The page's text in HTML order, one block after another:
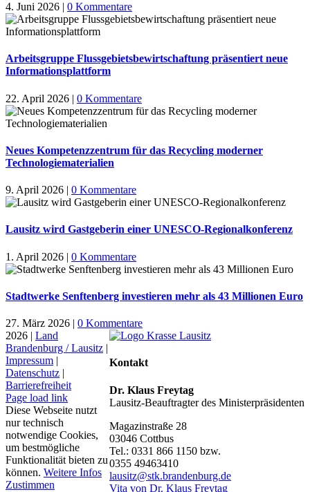
4. Juni 2026 | 0 Kommentare
Arbeitsgruppe Flussgebietsbewirtschaftung präsentiert neue
Informationsplattform
22. April 2026 | 0 Kommentare
Neues Kompetenzzentrum für das Recycling moderner
Technologiematerialien
9. April 2026 | 0 Kommentare
Lausitz wird Gastgeberin einer UNESCO-Regionalkonferenz
1. April 2026 | 0 Kommentare
Stadtwerke Senftenberg investieren mehr als 43 Millionen Euro
27. März 2026 | 0 Kommentare
Kontakt
Dr. Klaus Freytag
Lausitz-Beauftragter des Ministerpräsidenten
Magazinstraße 28
03046 Cottbus
Tel.: 0331 866 1150 bzw.
0355 49463410
lausitz@stk.brandenburg.de
Vita von Dr. Klaus Freytag
2026 | Land
Brandenburg / Lausitz |
Impressum |
Datenschutz |
Barrierefreiheit
Page load link
Diese Webseite nutzt
nur technisch
notwendige Cookies,
um bestmögliche
Funktionalität bieten zu
können. Weitere Infos
Zustimmen